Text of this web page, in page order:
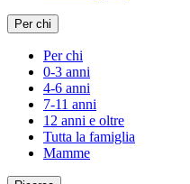
Per chi
Per chi
0-3 anni
4-6 anni
7-11 anni
12 anni e oltre
Tutta la famiglia
Mamme